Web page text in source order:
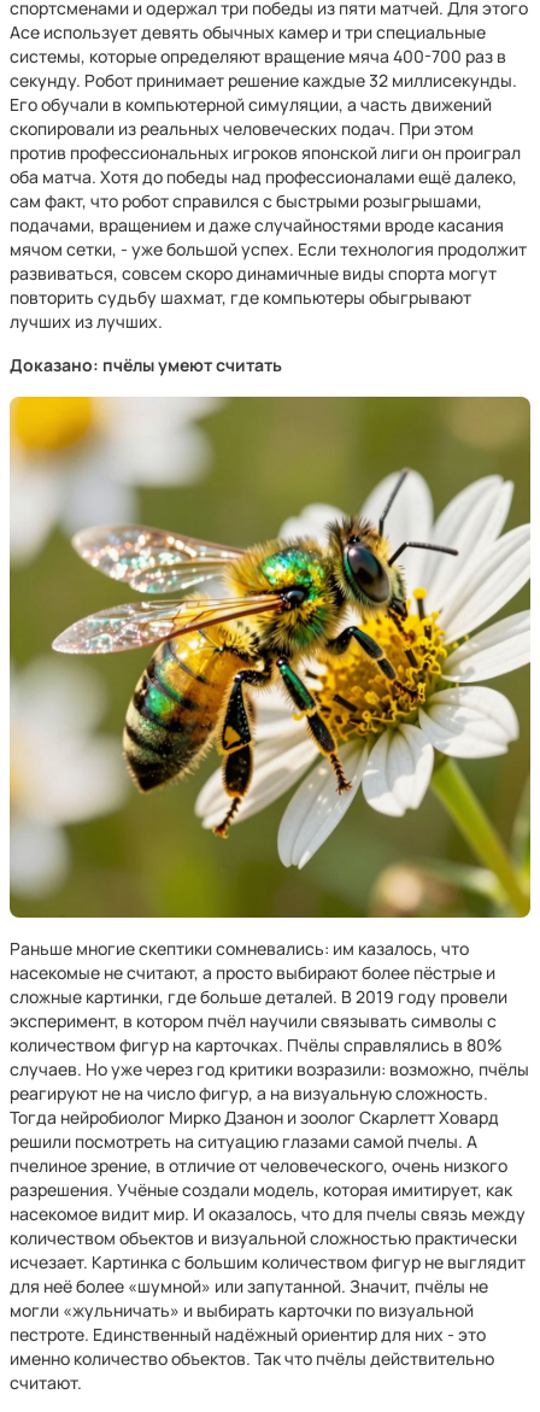
спортсменами и одержал три победы из пяти матчей. Для этого
Ace использует девять обычных камер и три специальные
системы, которые определяют вращение мяча 400-700 раз в
секунду. Робот принимает решение каждые 32 миллисекунды.
Его обучали в компьютерной симуляции, а часть движений
скопировали из реальных человеческих подач. При этом
против профессиональных игроков японской лиги он проиграл
оба матча. Хотя до победы над профессионалами ещё далеко,
сам факт, что робот справился с быстрыми розыгрышами,
подачами, вращением и даже случайностями вроде касания
мячом сетки, - уже большой успех. Если технология продолжит
развиваться, совсем скоро динамичные виды спорта могут
повторить судьбу шахмат, где компьютеры обыгрывают
лучших из лучших.
Доказано: пчёлы умеют считать
Раньше многие скептики сомневались: им казалось, что
насекомые не считают, а просто выбирают более пёстрые и
сложные картинки, где больше деталей. В 2019 году провели
эксперимент, в котором пчёл научили связывать символы с
количеством фигур на карточках. Пчёлы справлялись в 80%
случаев. Но уже через год критики возразили: возможно, пчёлы
реагируют не на число фигур, а на визуальную сложность.
Тогда нейробиолог Мирко Дзанон и зоолог Скарлетт Ховард
решили посмотреть на ситуацию глазами самой пчелы. А
пчелиное зрение, в отличие от человеческого, очень низкого
разрешения. Учёные создали модель, которая имитирует, как
насекомое видит мир. И оказалось, что для пчелы связь между
количеством объектов и визуальной сложностью практически
исчезает. Картинка с большим количеством фигур не выглядит
для неё более «шумной» или запутанной. Значит, пчёлы не
могли «жульничать» и выбирать карточки по визуальной
пестроте. Единственный надёжный ориентир для них - это
именно количество объектов. Так что пчёлы действительно
считают.